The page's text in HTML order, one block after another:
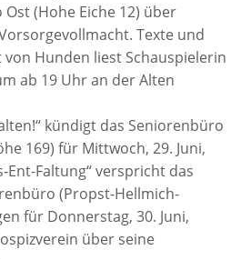
(Hohe Eiche 12) über
Texte und
von Hunden liest Schauspielerin
ab 19 Uhr an der Alten
kündigt das Seniorenbüro
169) für Mittwoch, 29. Juni,
Ent-Faltung“ verspricht das
(Propst-Hellmich-
für Donnerstag, 30. Juni,
über seine